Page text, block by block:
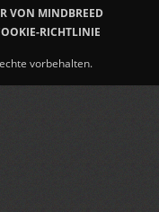
VON MINDBREED
RICHTLINIE
vorbehalten.